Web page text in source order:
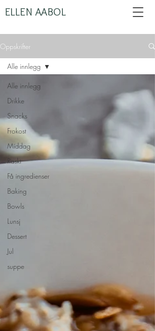
ELLEN AABOL
Oppskrifter
Alle innlegg
Drikke
Snacks
Frokost
Middag
Raskt
Få ingredienser
Baking
Bowls
Lunsj
Dessert
Jul
suppe
Alle innlegg